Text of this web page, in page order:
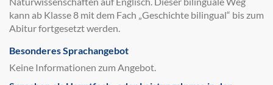
kann ab Klasse 8 mit dem Fach „Geschichte bilingual“ bis zum
Abitur fortgesetzt werden.
Besonderes Sprachangebot
Keine Informationen zum Angebot.